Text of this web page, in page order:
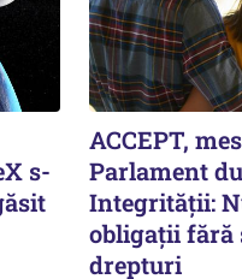
s-
ACCEPT,
Parlament
Integrității:
obligații fără
drepturi